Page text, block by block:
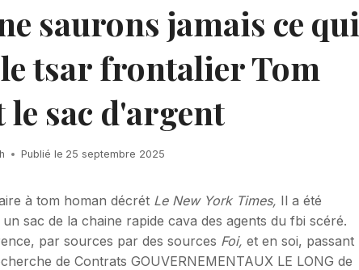
saurons jamais ce qui
le tsar frontalier Tom
le sac d'argent
Publié le 25 septembre 2025
à tom homan décrét Le New York Times, Il a été
sac de la chaine rapide cava des agents du fbi scéré.
par sources par des sources Foi, et en soi, passant
de Contrats GOUVERNEMENTAUX LE LONG de